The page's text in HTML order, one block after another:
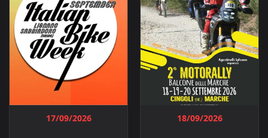
17/09/2026 18/09/2026